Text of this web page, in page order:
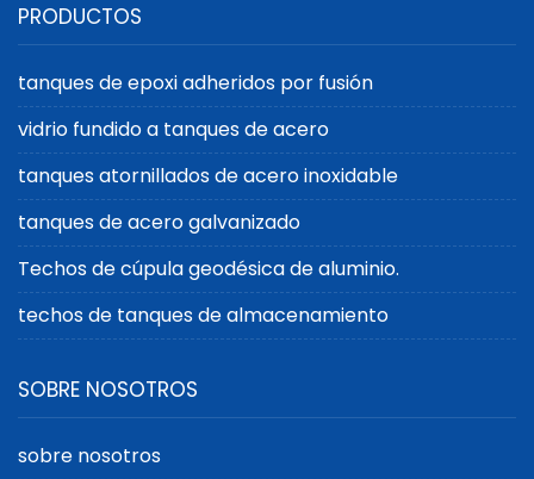
tanques con
revestimiento FBE para
soluciones de
almacenamiento
superiores
revestidos para
necesidades
industriales
PRODUCTOS
tanques de epoxi adheridos por fusión
vidrio fundido a tanques de acero
tanques atornillados de acero inoxidable
tanques de acero galvanizado
Techos de cúpula geodésica de aluminio.
techos de tanques de almacenamiento
SOBRE NOSOTROS
sobre nosotros